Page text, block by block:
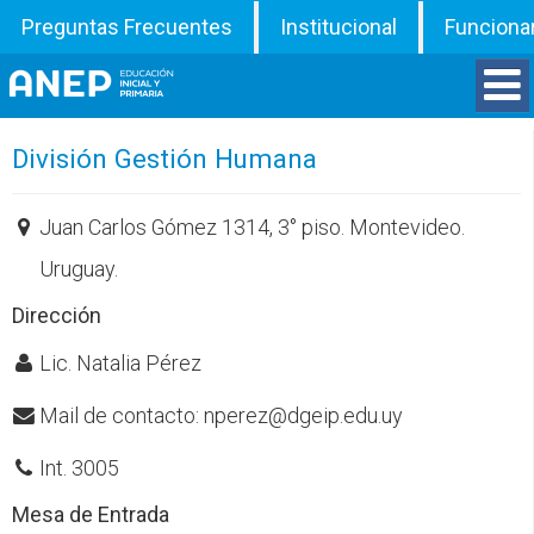
Preguntas Frecuentes Institucional
Divisiones
Departamentos
Inspecciones
ATD
Documentos
División Gestión Humana
Juan Carlos Gómez 1314, 3° piso. Montevideo.
Uruguay.
Dirección
Lic. Natalia Pérez
Mail de contacto: nperez@dgeip.edu.uy
Int. 3005
Mesa de Entrada